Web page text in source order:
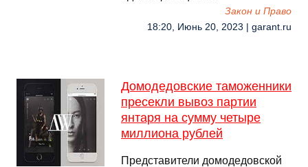
Закон и Право
18:20, Июнь 20, 2023 | garant.ru
Домодедовские таможенники
пресекли вывоз партии
янтаря на сумму четыре
миллиона рублей
Представители домодедовской